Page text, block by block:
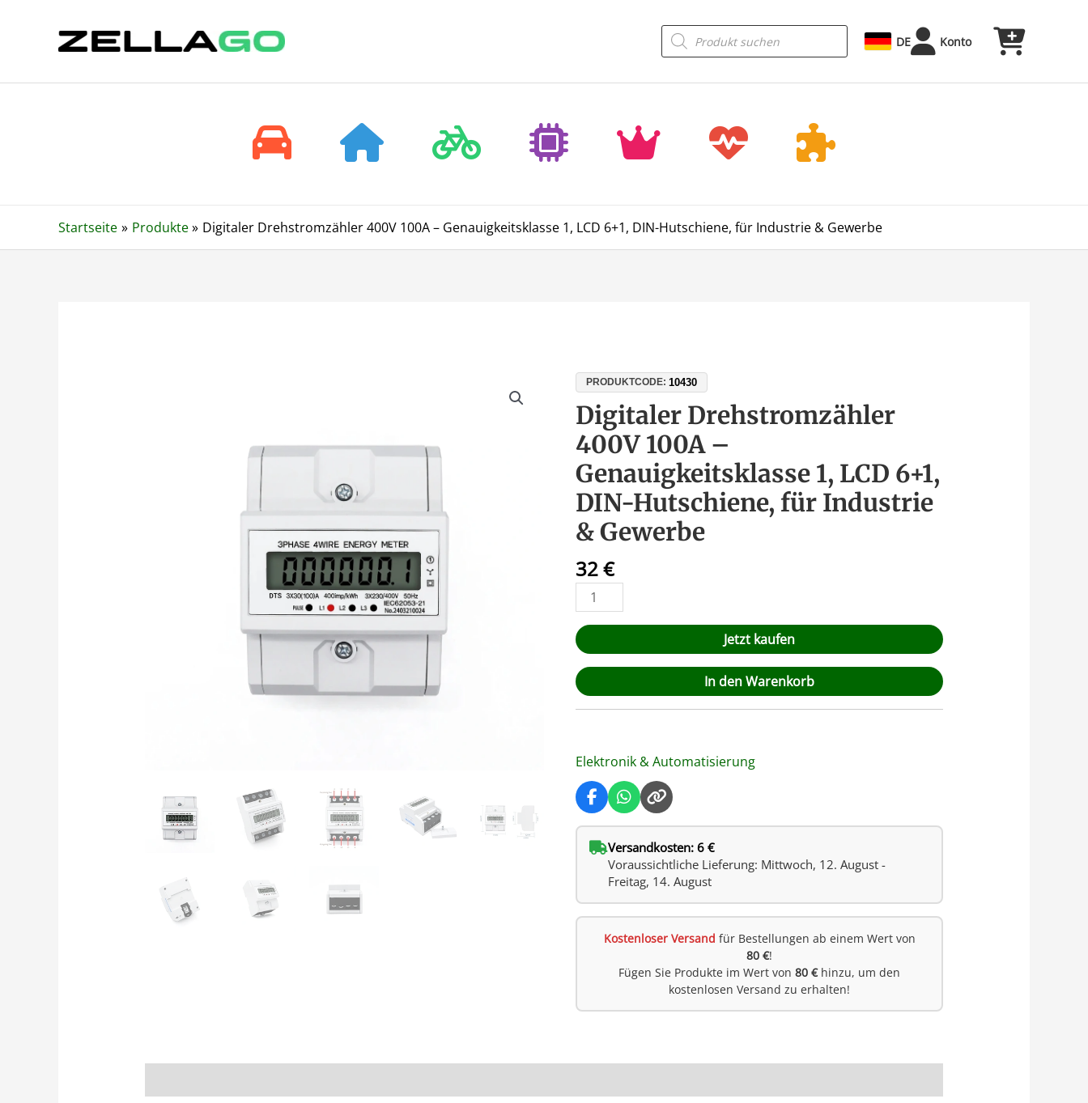
Products
search DE Konto
Startseite Produkte Digitaler Drehstromzähler 400V 100A – Genauigkeitsklasse 1, LCD 6+1, DIN-Hutschiene, für Industrie & Gewerbe
PRODUKTCODE:10430
Digitaler Drehstromzähler
400V 100A –
Genauigkeitsklasse 1, LCD 6+1,
DIN-Hutschiene, für Industrie
& Gewerbe
32€
Digitaler
Drehstromzähler
400V
100A
–
Genauigkeitsklasse
1,
LCD
6+1,
DIN-
Hutschiene,
Industrie
&
Gewerbe
Menge
Jetzt kaufen
In den Warenkorb
Elektronik & Automatisierung
Versandkosten: 6 €
Voraussichtliche Lieferung: Mittwoch, 12. August -
Freitag, 14. August
Kostenloser Versand für Bestellungen ab einem Wert von
80 €!
Fügen Sie Produkte im Wert von80 €hinzu, um den
kostenlosen Versand zu erhalten!